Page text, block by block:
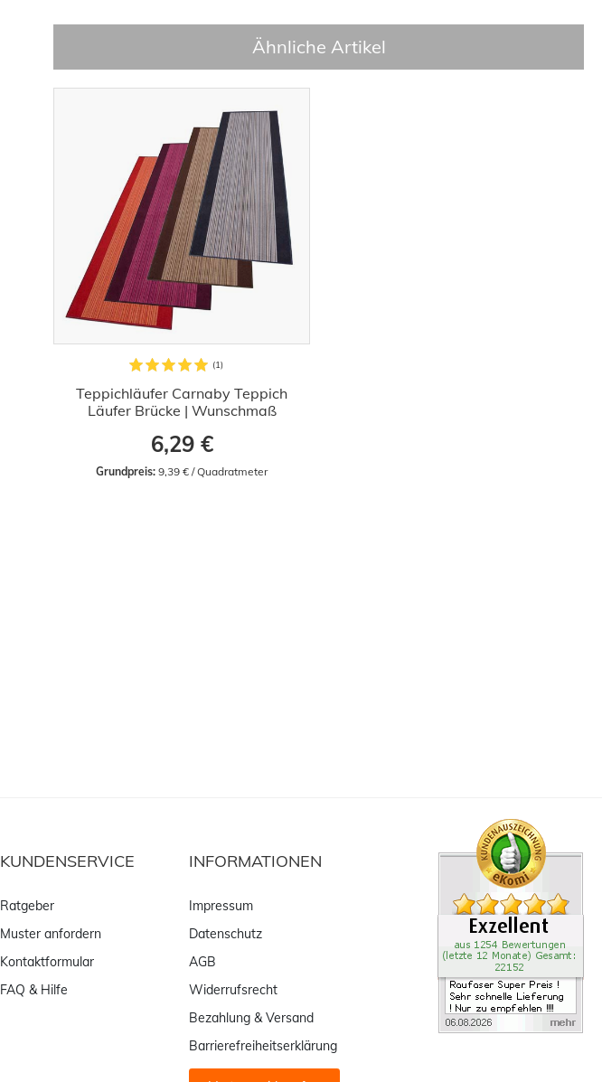
Ähnliche Artikel
Teppichläufer Carnaby Teppich
Läufer Brücke | Wunschmaß
6,29 €
Grundpreis: 9,39 € / Quadratmeter
KUNDENSERVICE
Ratgeber
Muster anfordern
Kontaktformular
FAQ & Hilfe
INFORMATIONEN
Impressum
Datenschutz
AGB
Widerrufsrecht
Bezahlung & Versand
Barrierefreiheitserklärung